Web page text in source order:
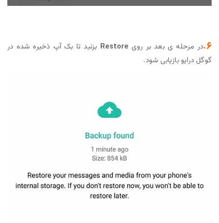
6. در مرحله ی بعد بر روی Restore بزنید تا بک آپ ذخیره شده در
گوگل درایو بازیابی شود.